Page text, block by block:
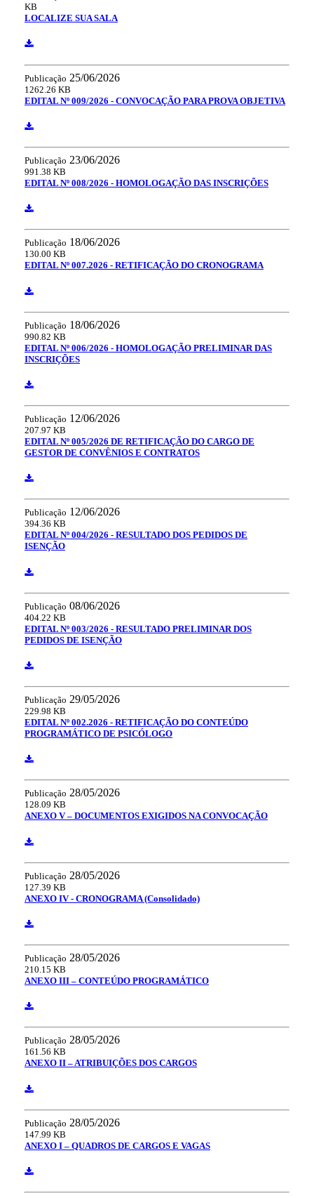
KB
LOCALIZE SUA SALA
Publicação 25/06/2026
1262.26 KB
EDITAL Nº 009/2026 - CONVOCAÇÃO PARA PROVA OBJETIVA
Publicação 23/06/2026
991.38 KB
EDITAL Nº 008/2026 - HOMOLOGAÇÃO DAS INSCRIÇÕES
Publicação 18/06/2026
130.00 KB
EDITAL Nº 007.2026 - RETIFICAÇÃO DO CRONOGRAMA
Publicação 18/06/2026
990.82 KB
EDITAL Nº 006/2026 - HOMOLOGAÇÃO PRELIMINAR DAS
INSCRIÇÕES
Publicação 12/06/2026
207.97 KB
EDITAL Nº 005/2026 DE RETIFICAÇÃO DO CARGO DE
GESTOR DE CONVÊNIOS E CONTRATOS
Publicação 12/06/2026
394.36 KB
EDITAL Nº 004/2026 - RESULTADO DOS PEDIDOS DE
ISENÇÃO
Publicação 08/06/2026
404.22 KB
EDITAL Nº 003/2026 - RESULTADO PRELIMINAR DOS
PEDIDOS DE ISENÇÃO
Publicação 29/05/2026
229.98 KB
EDITAL Nº 002.2026 - RETIFICAÇÃO DO CONTEÚDO
PROGRAMÁTICO DE PSICÓLOGO
Publicação 28/05/2026
128.09 KB
ANEXO V – DOCUMENTOS EXIGIDOS NA CONVOCAÇÃO
Publicação 28/05/2026
127.39 KB
ANEXO IV - CRONOGRAMA (Consolidado)
Publicação 28/05/2026
210.15 KB
ANEXO III – CONTEÚDO PROGRAMÁTICO
Publicação 28/05/2026
161.56 KB
ANEXO II – ATRIBUIÇÕES DOS CARGOS
Publicação 28/05/2026
147.99 KB
ANEXO I – QUADROS DE CARGOS E VAGAS